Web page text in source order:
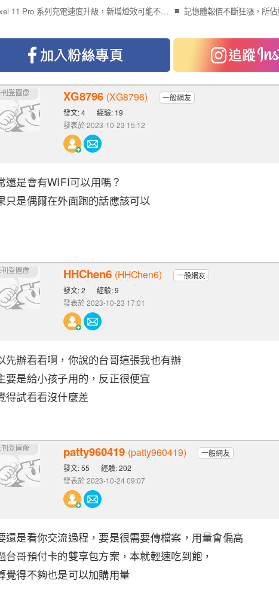
Pixel 11 Pro 系列充電速度升級，新增燈效可能不叫 Pixel Glow
XG8796 (XG8796)
一般網友
發文: 4
經驗: 19
發表於 2023-10-23 15:12
還是會有WIFI可以用嗎？
只是偶爾在外面跑的話應該可以
HHChen6 (HHChen6)
一般網友
發文: 2
經驗: 9
發表於 2023-10-23 17:01
先辦看看啊，你說的台哥這張我也有辦
要是給小孩子用的，反正很便宜
得試看看沒什麼差
patty960419 (patty960419)
一般網友
發文: 55
經驗: 202
發表於 2023-10-24 09:07
還是看你交流過程，要是很需要傳檔案，用量會偏高
台哥預付卡的雙享包方案，本就輕速吃到飽，
覺得不夠也是可以加購用量